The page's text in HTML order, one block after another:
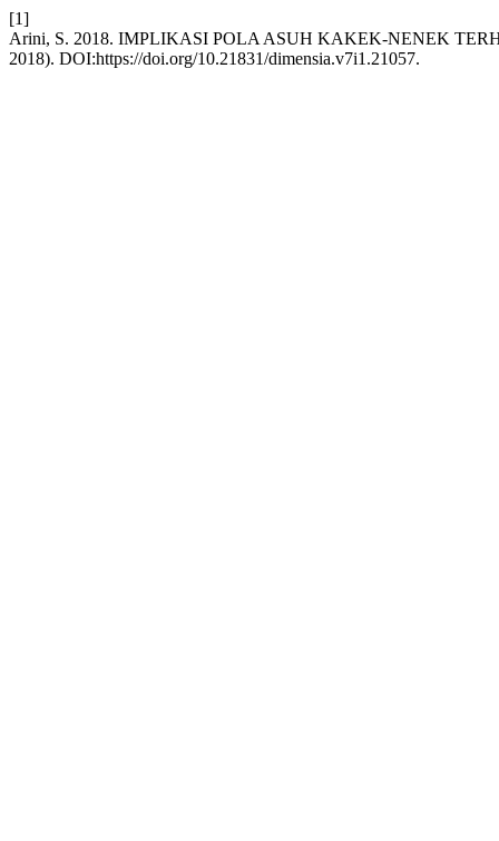
[1]
Arini, S. 2018. IMPLIKASI POLA ASUH KAKEK-NENEK
2018). DOI:https://doi.org/10.21831/dimensia.v7i1.21057.